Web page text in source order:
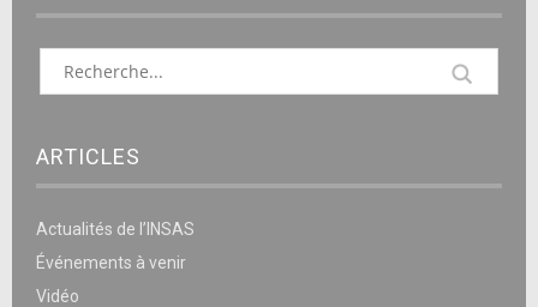
ARTICLES
Actualités de l’INSAS
Événements à venir
Vidéo